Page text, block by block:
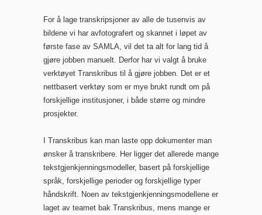
For å lage transkripsjoner av alle de tusenvis av
bildene vi har avfotografert og skannet i løpet av
første fase av SAMLA, vil det ta alt for lang tid å
gjøre jobben manuelt. Derfor har vi valgt å bruke
verktøyet Transkribus til å gjøre jobben. Det er et
nettbasert verktøy som er mye brukt rundt om på
forskjellige institusjoner, i både større og mindre
prosjekter.
I Transkribus kan man laste opp dokumenter man
ønsker å transkribere. Her ligger det allerede mange
tekstgjenkjenningsmodeller, basert på forskjellige
språk, forskjellige perioder og forskjellige typer
håndskrift. Noen av tekstgjenkjenningsmodellene er
laget av teamet bak Transkribus, mens mange er